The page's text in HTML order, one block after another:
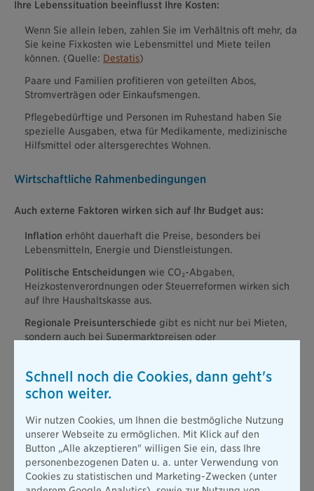
Ihre Lebenssituation beeinflusst Ihre Kosten:
Wenn Sie allein leben, zahlen Sie im Verhältnis oft mehr, da
Sie keine Fixkosten wie Lebensmittel und Miete teilen
können. (Quelle: Destatis)
Paare und Familien profitieren von geteilten Abos,
Stromverträgen oder Einkaufsmengen.
Pflegebedürftige und Personen im Ruhestand haben Sie
spezielle Ausgaben, etwa für Medikamente, medizinische
Hilfsmittel oder altersgerechtes Wohnen.
Wirtschaftliche Rahmenbedingungen
Auch externe Faktoren wirken sich auf Ihr Budget aus:
Inflation erhöht dauerhaft die Preise, besonders bei
Lebensmitteln, Energie und Dienstleistungen.
Politische Entscheidungen wie CO₂-Abgaben,
Heizkostenverordnungen oder Steuerreformen wirken sich
auf Ihre Haushaltskasse aus.
Regionale Preisunterschiede gibt es nicht nur bei Mieten,
sondern auch bei Supermarktpreisen oder
Schnell noch die Cookies, dann geht's
schon weiter.
Wir nutzen Cookies, um Ihnen die bestmögliche Nutzung
unserer Webseite zu ermöglichen. Mit Klick auf den
Button „Alle akzeptieren" willigen Sie ein, dass Ihre
personenbezogenen Daten u. a. unter Verwendung von
Cookies zu statistischen und Marketing-Zwecken (unter